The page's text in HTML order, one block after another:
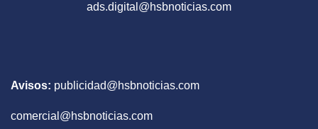
ads.digital@hsbnoticias.com
Avisos: publicidad@hsbnoticias.com
comercial@hsbnoticias.com